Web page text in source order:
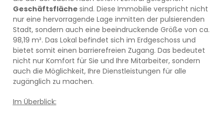
Geschäftsfläche sind. Diese Immobilie verspricht nicht
nur eine hervorragende Lage inmitten der pulsierenden
Stadt, sondern auch eine beeindruckende Größe von ca.
98,19 m². Das Lokal befindet sich im Erdgeschoss und
bietet somit einen barrierefreien Zugang. Das bedeutet
nicht nur Komfort für Sie und Ihre Mitarbeiter, sondern
auch die Möglichkeit, Ihre Dienstleistungen für alle
zugänglich zu machen.
Im Überblick: